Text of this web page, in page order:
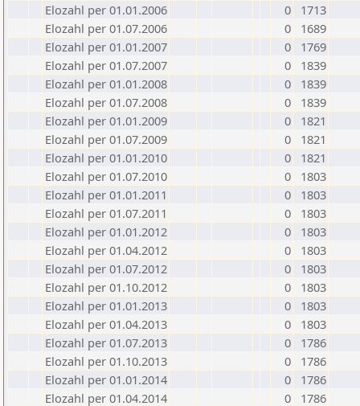
Elozahl per 01.01.2006
0
1713
Elozahl per 01.07.2006
0
1689
Elozahl per 01.01.2007
0
1769
Elozahl per 01.07.2007
0
1839
Elozahl per 01.01.2008
0
1839
Elozahl per 01.07.2008
0
1839
Elozahl per 01.01.2009
0
1821
Elozahl per 01.07.2009
0
1821
Elozahl per 01.01.2010
0
1821
Elozahl per 01.07.2010
0
1803
Elozahl per 01.01.2011
0
1803
Elozahl per 01.07.2011
0
1803
Elozahl per 01.01.2012
0
1803
Elozahl per 01.04.2012
0
1803
Elozahl per 01.07.2012
0
1803
Elozahl per 01.10.2012
0
1803
Elozahl per 01.01.2013
0
1803
Elozahl per 01.04.2013
0
1803
Elozahl per 01.07.2013
0
1786
Elozahl per 01.10.2013
0
1786
Elozahl per 01.01.2014
0
1786
Elozahl per 01.04.2014
0
1786